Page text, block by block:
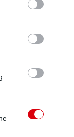
party tags to
below Google